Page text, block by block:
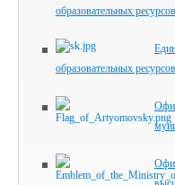
образовательных ресурсов
образовательных ресурсов